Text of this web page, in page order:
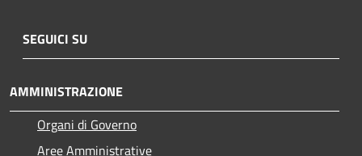
SEGUICI SU
AMMINISTRAZIONE
Organi di Governo
Aree Amministrative